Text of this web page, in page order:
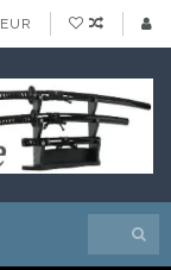
EUR